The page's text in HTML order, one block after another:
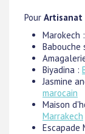
Pour Artisanat
Marokech :
Babouche
Biyadina :
Jasmine
marocain
Maison
Marrakech
Escapade